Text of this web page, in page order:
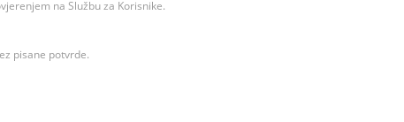
na Službu za Korisnike.
pisane potvrde.